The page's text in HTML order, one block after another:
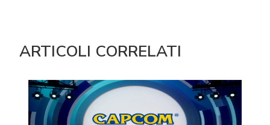
ARTICOLI CORRELATI